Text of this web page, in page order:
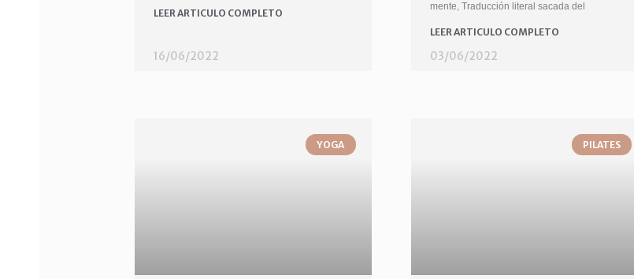
LEER ARTICULO COMPLETO
16/06/2022
mente, Traducción literal sacada del
LEER ARTICULO COMPLETO
03/06/2022
YOGA PILATES